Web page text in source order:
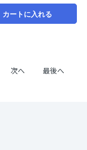
カートに入れる
次へ 最後へ